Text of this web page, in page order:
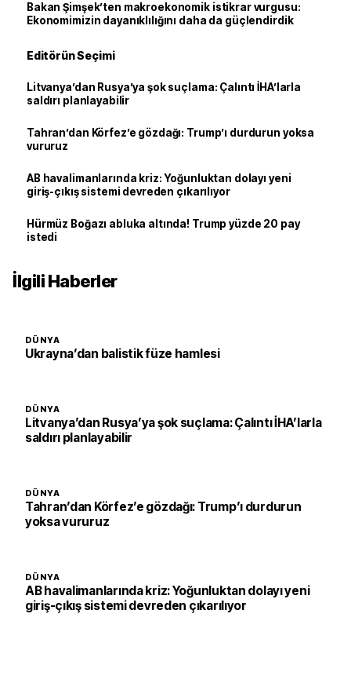
Bakan Şimşek’ten makroekonomik istikrar vurgusu:
Ekonomimizin dayanıklılığını daha da güçlendirdik
Editörün Seçimi
Litvanya’dan Rusya’ya şok suçlama: Çalıntı İHA’larla
saldırı planlayabilir
Tahran’dan Körfez’e gözdağı: Trump’ı durdurun yoksa
vururuz
AB havalimanlarında kriz: Yoğunluktan dolayı yeni
giriş-çıkış sistemi devreden çıkarılıyor
Hürmüz Boğazı abluka altında! Trump yüzde 20 pay
istedi
İlgili Haberler
DÜNYA
Ukrayna’dan balistik füze hamlesi
DÜNYA
Litvanya’dan Rusya’ya şok suçlama: Çalıntı İHA’larla
saldırı planlayabilir
DÜNYA
Tahran’dan Körfez’e gözdağı: Trump’ı durdurun
yoksa vururuz
DÜNYA
AB havalimanlarında kriz: Yoğunluktan dolayı yeni
giriş-çıkış sistemi devreden çıkarılıyor